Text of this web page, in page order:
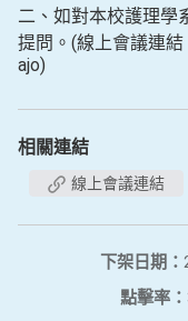
二、如對本校護理學
提問。(線上會議連
ajo)
相關連結
線上會議連結
下架日期：
點擊率：